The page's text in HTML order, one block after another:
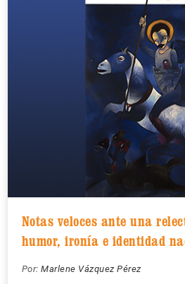
Notas veloces ante una
humor, ironía e identidad
Por: Marlene Vázquez Pérez